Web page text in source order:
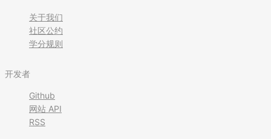
关于我们
社区公约
学分规则
开发者
Github
网站 API
RSS